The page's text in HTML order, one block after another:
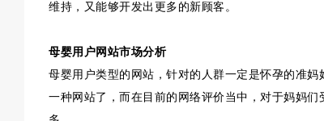
维持，又能够开发出更多的新顾客。
母婴用户网站市场分析
母婴用户类型的网站，针对的人群一定是怀孕的准
一种网站了，而在目前的网络评价当中，对于妈妈